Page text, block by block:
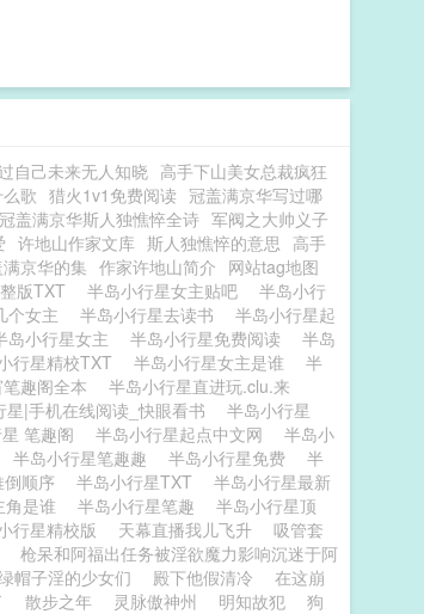
自己未来无人知晓 高手下山美女总裁疯狂
歌 猎火1v1免费阅读 冠盖满京华写过哪
冠盖满京华斯人独憔悴全诗 军阀之大帅义子
许地山作家文库 斯人独憔悴的意思 高手
京华的集 作家许地山简介 网站tag地图
版TXT 半岛小行星女主贴吧
半岛小行
个女主 半岛小行星去读书
半岛小行星起
岛小行星女主 半岛小行星免费阅读
半岛
行星精校TXT 半岛小行星女主是谁
半
趣阁全本
半岛小行星直进玩.clu.来
星|手机在线阅读_快眼看书
半岛小行星
笔趣阁 半岛小行星起点中文网
半岛小
半岛小行星笔趣趣 半岛小行星免费
半
顺序 半岛小行星TXT
半岛小行星最新
角是谁 半岛小行星笔趣
半岛小行星顶
行星精校版 天幕直播我儿飞升
吸管套
枪呆和阿福出任务被淫欲魔力影响沉迷于阿
帽子淫的少女们 殿下他假清冷
在这崩
散步之年 灵脉傲神州 明知故犯
狗